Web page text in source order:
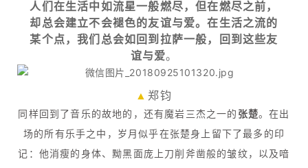
人们在生活中如流星一般燃尽，但在燃尽之前，
却总会建立不会褪色的友谊与爱。在生活之流的
某个点，我们总会如回到拉萨一般，回到这些友
谊与爱。
▲ 郑钧
同样回到了音乐的故地的，还有魔岩三杰之一的 张楚。在出
场的所有乐手之中，岁月似乎在张楚身上留下了最多的印
记：他消瘦的身体、黝黑面庞上刀削斧凿般的皱纹，以及喑